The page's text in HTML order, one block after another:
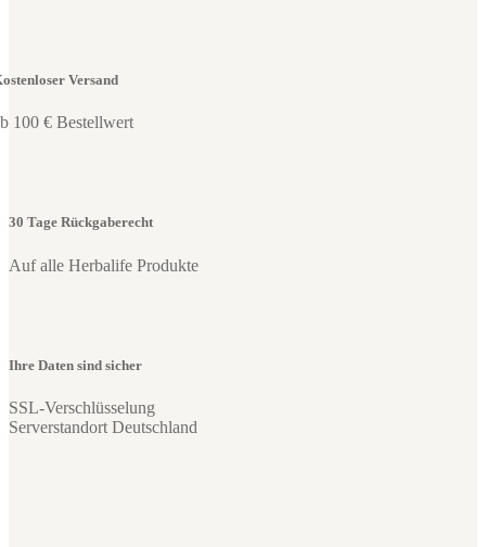
Versand
100 € Bestellwert
30 Tage Rückgaberecht
Auf alle Herbalife Produkte
Ihre Daten sind sicher
SSL-Verschlüsselung
Serverstandort Deutschland